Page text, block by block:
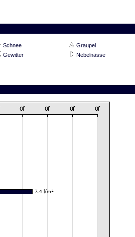
Schnee
Graupel
Gewitter
Nebelnässe